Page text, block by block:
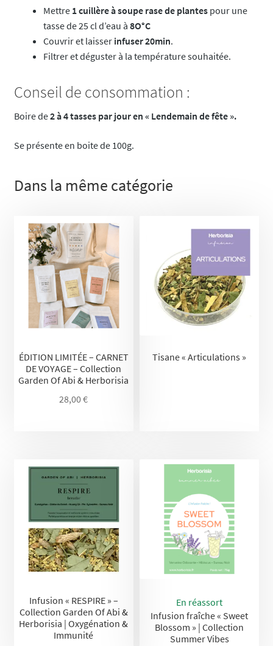
Mettre 1 cuillère à soupe rase de plantespour une
tasse de 25 cl d’eau à 8O°C
Couvrir et laisser infuser 20min.
Filtrer et déguster à la température souhaitée.
Conseil de consommation :
Boire de2 à 4 tasses par jour en « Lendemain de fête ».
Se présente en boite de 100g.
Dans la même catégorie
ÉDITION LIMITÉE – CARNET
DE VOYAGE – Collection
Garden Of Abi & Herborisia
28,00€
Tisane « Articulations »
Infusion « RESPIRE » –
Collection Garden Of Abi &
Herborisia | Oxygénation &
Immunité
En réassort
Infusion fraîche « Sweet
Blossom » | Collection
Summer Vibes